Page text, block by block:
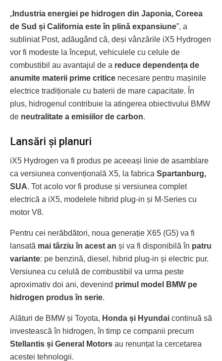
„ Industria energiei pe hidrogen din Japonia, Coreea
de Sud și California este în plină expansiune”, a
subliniat Post, adăugând că, deși vânzările iX5 Hydrogen
vor fi modeste la început, vehiculele cu celule de
combustibil au avantajul de a reduce dependența de
anumite materii prime critice necesare pentru mașinile
electrice tradiționale cu baterii de mare capacitate. În
plus, hidrogenul contribuie la atingerea obiectivului BMW
de neutralitate a emisiilor de carbon.
Lansări și planuri
iX5 Hydrogen va fi produs pe aceeași linie de asamblare
ca versiunea convențională X5, la fabrica Spartanburg,
SUA. Tot acolo vor fi produse și versiunea complet
electrică a iX5, modelele hibrid plug-in și M-Series cu
motor V8.
Pentru cei nerăbdători, noua generație X65 (G5) va fi
lansată mai târziu în acest an și va fi disponibilă în patru
variante: pe benzină, diesel, hibrid plug-in și electric pur.
Versiunea cu celulă de combustibil va urma peste
aproximativ doi ani, devenind primul model BMW pe
hidrogen produs în serie.
Alături de BMW și Toyota, Honda și Hyundai continuă să
investească în hidrogen, în timp ce companii precum
Stellantis și General Motors au renunțat la cercetarea
acestei tehnologii.